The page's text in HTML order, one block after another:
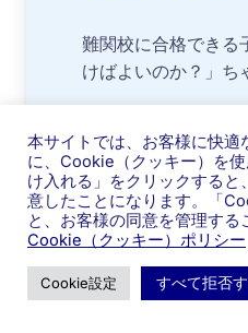
難関校に合格できる
けばよいのか？」ち
のか？」考えていま
に、ちゃんと考えて
「抜き出し問題は、
ときに、ちゃんと考
本サイトでは、お客様に快適
に、Cookie（クッキー）を
け入れる」をクリックする
意したことになります。「
と、お客様の同意を管理する
Cookie（クッキー）ポリシー
Cookie設定 すべて拒否